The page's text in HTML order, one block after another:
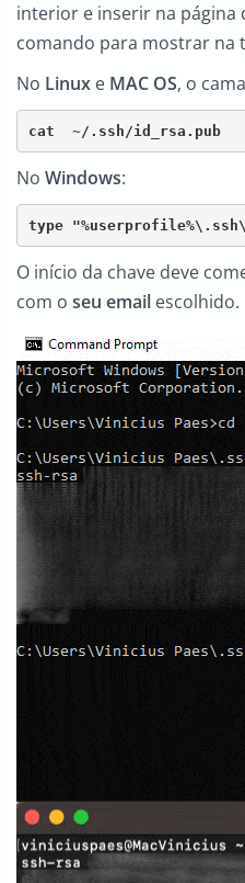
interior e inserir na página
comando para mostrar na
No Linux e MAC OS, o
cat  ~/.ssh/id_rsa.pub
No Windows:
type
O início da chave deve
com o seu email escolhido.